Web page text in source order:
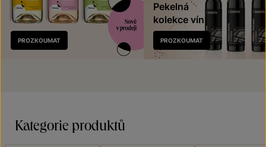
Nově
v prodeji
PROZKOUMAT
Pekelná
kolekce vín
PROZKOUMAT
Kategorie produktů